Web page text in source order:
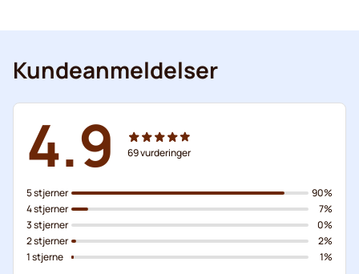
Kundeanmeldelser
4.9 69vurderinger
5 stjerner
4 stjerner
3 stjerner
2 stjerner
1 stjerne
90%
7%
0%
2%
1%